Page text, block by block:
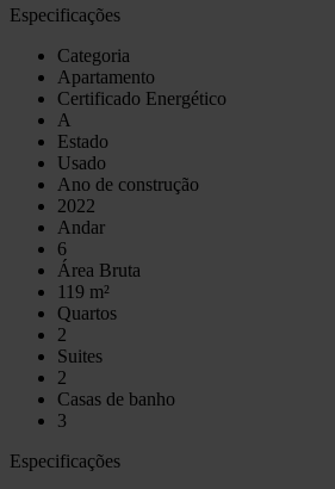
Especificações
Categoria
Apartamento
Certificado Energético
A
Estado
Usado
Ano de construção
2022
Andar
6
Área Bruta
119 m²
Quartos
2
Suites
2
Casas de banho
3
Especificações